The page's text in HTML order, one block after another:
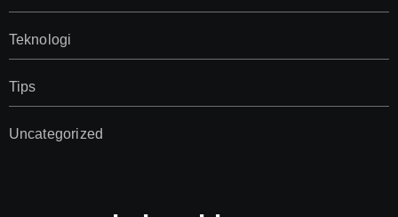
Teknologi
Tips
Uncategorized